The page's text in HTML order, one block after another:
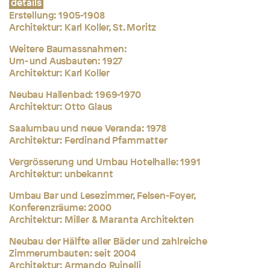
Erstellung: 1905-1908
Architektur: Karl Koller, St. Moritz
Weitere Baumassnahmen:
Um- und Ausbauten: 1927
Architektur: Karl Koller
Neubau Hallenbad: 1969-1970
Architektur: Otto Glaus
Saalumbau und neue Veranda: 1978
Architektur: Ferdinand Pfammatter
Vergrösserung und Umbau Hotelhalle: 1991
Architektur: unbekannt
Umbau Bar und Lesezimmer, Felsen-Foyer,
Konferenzräume: 2000
Architektur: Miller & Maranta Architekten
Neubau der Hälfte aller Bäder und zahlreiche
Zimmerumbauten: seit 2004
Architektur: Armando Ruinelli